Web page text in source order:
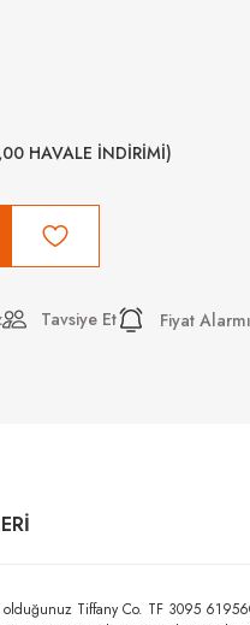
HAVALE İNDİRİMİ)
Tavsiye Et Fiyat Alarmı
olduğunuz Tiffany Co. TF 3095